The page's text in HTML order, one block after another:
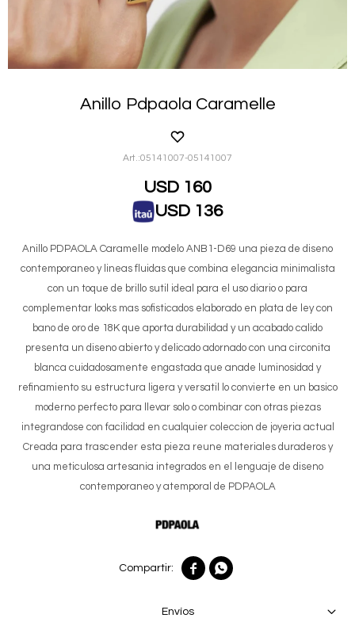
Anillo Pdpaola Caramelle
05141007-05141007
USD 160
USD 136
Anillo PDPAOLA Caramelle modelo ANB1-D69 una pieza de diseno
contemporaneo y lineas fluidas que combina elegancia minimalista
con un toque de brillo sutil ideal para el uso diario o para
complementar looks mas sofisticados elaborado en plata de ley con
bano de oro de 18K que aporta durabilidad y un acabado calido
presenta un diseno abierto y delicado adornado con una circonita
blanca cuidadosamente engastada que anade luminosidad y
refinamiento su estructura ligera y versatil lo convierte en un basico
moderno perfecto para llevar solo o combinar con otras piezas
integrandose con facilidad en cualquier coleccion de joyeria actual
Creada para trascender esta pieza reune materiales duraderos y
una meticulosa artesania integrados en el lenguaje de diseno
contemporaneo y atemporal de PDPAOLA
 
Envíos